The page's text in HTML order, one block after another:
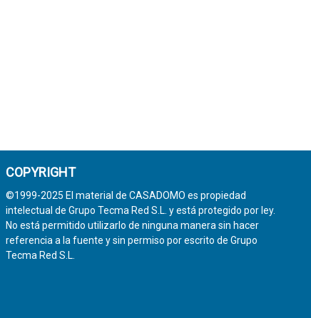
COPYRIGHT
©1999-2025 El material de CASADOMO es propiedad
intelectual de Grupo Tecma Red S.L. y está protegido por ley.
No está permitido utilizarlo de ninguna manera sin hacer
referencia a la fuente y sin permiso por escrito de Grupo
Tecma Red S.L.